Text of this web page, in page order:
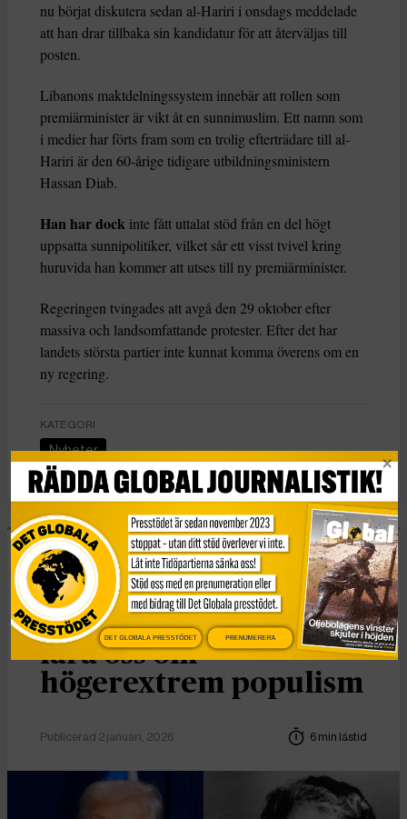
nu börjat diskutera sedan al-Hariri i onsdags meddelade
att han drar tillbaka sin kandidatur för att återväljas till
posten.
Libanons maktdelningssystem innebär att rollen som
premiärminister är vikt åt en sunnimuslim. Ett namn som
i medier har förts fram som en trolig efterträdare till al-
Hariri är den 60-årige tidigare utbildningsministern
Hassan Diab.
Han har dock inte fått uttalat stöd från en del högt
uppsatta sunnipolitiker, vilket sår ett visst tvivel kring
huruvida han kommer att utses till ny premiärminister.
Regeringen tvingades att avgå den 29 oktober efter
massiva och landsomfattande protester. Efter det har
landets största partier inte kunnat komma överens om en
ny regering.
KATEGORI
Nyheter
Essä
Vad Hanna Arendt kan
lära oss om
högerextrem populism
Publicerad 2 januari, 2026 6 min lästid
DET GLOBALA PRESSTÖDET PRENUMERERA